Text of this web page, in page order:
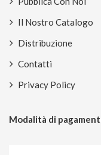
Il Nostro Catalogo
Distribuzione
Contatti
Privacy Policy
Modalità di